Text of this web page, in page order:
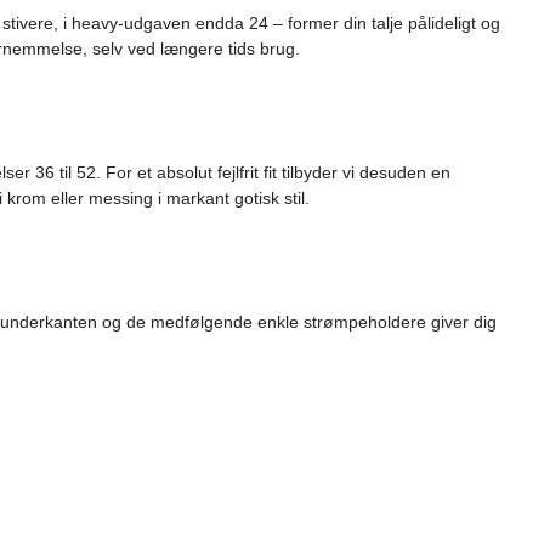
i heavy-udgaven endda 24 – former din talje pålideligt og
selv ved længere tids brug.
36 til 52. For et absolut fejlfrit fit tilbyder vi desuden en
eller messing i markant gotisk stil.
og de medfølgende enkle strømpeholdere giver dig